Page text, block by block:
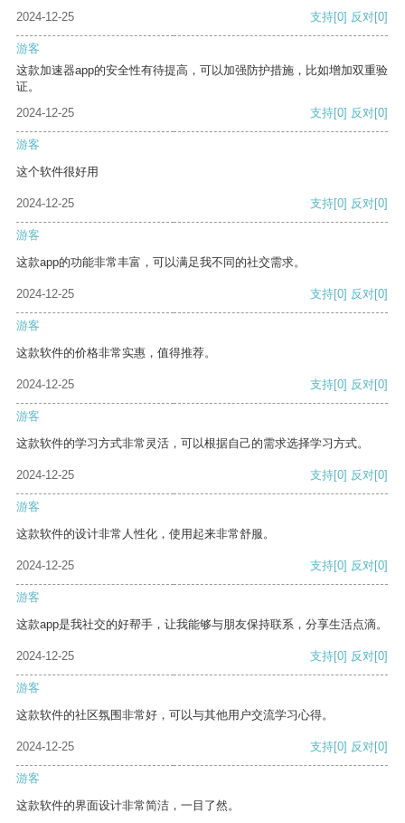
2024-12-25 支持[0] 反对[0]
游客
这款加速器app的安全性有待提高，可以加强防护措施，比如增加双重验
证。
2024-12-25
支持[0] 反对[0]
游客
这个软件很好用
2024-12-25 支持[0] 反对[0]
游客
这款app的功能非常丰富，可以满足我不同的社交需求。
2024-12-25 支持[0] 反对[0]
游客
这款软件的价格非常实惠，值得推荐。
2024-12-25 支持[0] 反对[0]
游客
这款软件的学习方式非常灵活，可以根据自己的需求选择学习方式。
2024-12-25 支持[0] 反对[0]
游客
这款软件的设计非常人性化，使用起来非常舒服。
2024-12-25 支持[0] 反对[0]
游客
这款app是我社交的好帮手，让我能够与朋友保持联系，分享生活点滴。
2024-12-25 支持[0] 反对[0]
游客
这款软件的社区氛围非常好，可以与其他用户交流学习心得。
2024-12-25 支持[0] 反对[0]
游客
这款软件的界面设计非常简洁，一目了然。